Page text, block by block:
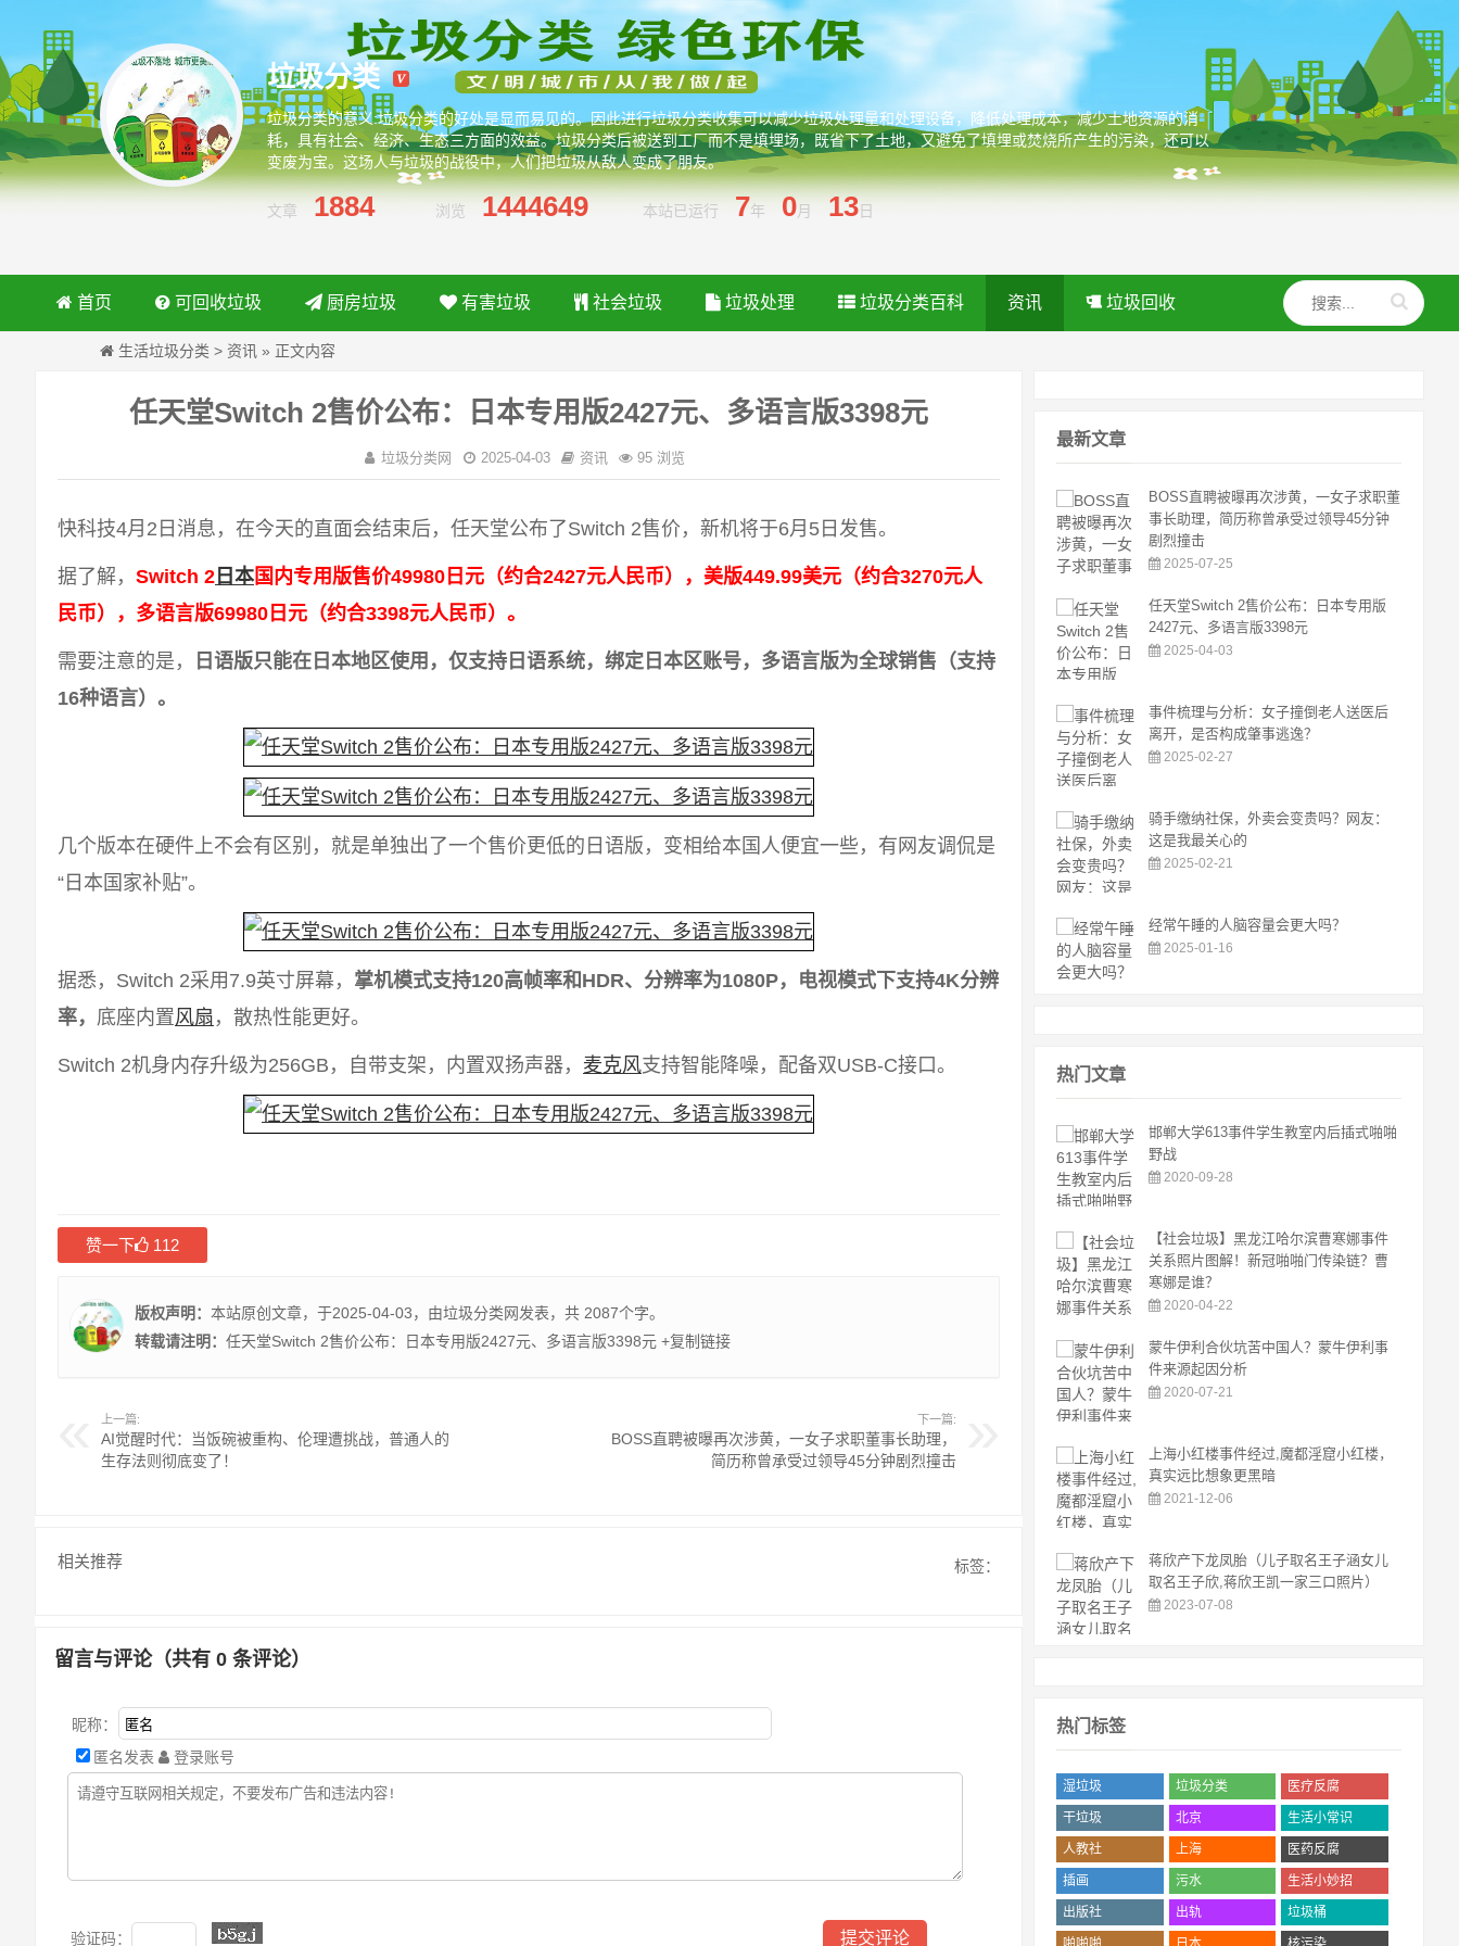
绿色环保从我做起
垃圾分类
垃圾分类的意义:垃圾分类的好处是显而易见的。因此进行垃圾分类收集可以减少垃圾处理量和处理设备，降低处理成本，减少土地资源的消
耗，具有社会、经济、生态三方面的效益。垃圾分类后被送到工厂而不是填埋场，既省下了土地，又避免了填埋或焚烧所产生的污染，还可以
变废为宝。这场人与垃圾的战役中，人们把垃圾从敌人变成了朋友。
文章 1884 浏览 1444649 本站已运行 7年 0月 13 日
首页 可回收垃圾 厨房垃圾 有害垃圾 社会垃圾 垃圾处理 垃圾分类百科 资讯 垃圾回收
生活垃圾分类 > 资讯 » 正文内容
任天堂Switch 2售价公布：日本专用版2427元、多语言版3398元
垃圾分类网 2025-04-03 资讯 95 浏览
快科技4月2日消息，在今天的直面会结束后，任天堂公布了Switch 2售价，新机将于6月5日发售。
据了解， Switch 2 日本国内专用版售价49980日元（约合2427元人民币），美版449.99美元（约合3270元人
民币），多语言版69980日元（约合3398元人民币）。
需要注意的是，
日语版只能在日本地区使用，仅支持日语系统，绑定日本区账号，多语言版为全球销售（支持
16种语言）。
几个版本在硬件上不会有区别，就是单独出了一个售价更低的日语版，变相给本国人便宜一些，有网友调侃是
“日本国家补贴”。
据悉，Switch 2采用7.9英寸屏幕， 掌机模式支持120高帧率和HDR、分辨率为1080P，电视模式下支持4K分辨
率， 底座内置风扇 ，散热性能更好。
Switch 2机身内存升级为256GB，自带支架，内置双扬声器， 麦克风支持智能降噪，配备双USB-C接口。
赞一下 112
版权声明： 本站原创文章，于2025-04-03，由垃圾分类网发表，共 2087个字。
转载请注明： 任天堂Switch 2售价公布：日本专用版2427元、多语言版3398元 +复制链接
上一篇:
AI觉醒时代：当饭碗被重构、伦理遭挑战，普通人的
生存法则彻底变了！
下一篇:
BOSS直聘被曝再次涉黄，一女子求职董事长助理，
简历称曾承受过领导45分钟剧烈撞击
相关推荐 标签：
留言与评论（共有 0 条评论）
昵称：
匿名发表
登录账号
验证码：
最新文章
BOSS直聘被曝再次涉黄，一女子求职董
事长助理，简历称曾承受过领导45分钟
剧烈撞击
2025-07-25
任天堂Switch 2售价公布：日本专用版
2427元、多语言版3398元
2025-04-03
事件梳理与分析：女子撞倒老人送医后
离开，是否构成肇事逃逸？
2025-02-27
骑手缴纳社保，外卖会变贵吗？网友：
这是我最关心的
2025-02-21
经常午睡的人脑容量会更大吗？
2025-01-16
热门文章
邯郸大学613事件学生教室内后插式啪啪
野战
2020-09-28
【社会垃圾】黑龙江哈尔滨曹寒娜事件
关系照片图解！新冠啪啪门传染链？曹
寒娜是谁？
2020-04-22
蒙牛伊利合伙坑苦中国人？蒙牛伊利事
件来源起因分析
2020-07-21
上海小红楼事件经过,魔都淫窟小红楼，
真实远比想象更黑暗
2021-12-06
蒋欣产下龙凤胎（儿子取名王子涵女儿
取名王子欣,蒋欣王凯一家三口照片）
2023-07-08
热门标签
湿垃圾
('.$bqr['num'].')
垃圾分类
('.$bqr['num'].')
医疗反腐
('.$bqr['num'].')
干垃圾
('.$bqr['num'].')
北京
('.$bqr['num'].')
生活小常识
('.$bqr['num'].')
人教社
('.$bqr['num'].')
上海
('.$bqr['num'].')
医药反腐
('.$bqr['num'].')
插画
('.$bqr['num'].')
污水
('.$bqr['num'].')
生活小妙招
('.$bqr['num'].')
出版社
('.$bqr['num'].')
出轨
('.$bqr['num'].')
垃圾桶
('.$bqr['num'].')